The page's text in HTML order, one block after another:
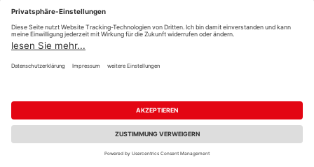
Wir helfen Ihnen gerne
weiter
Tel.:+49 6062 956180
E-Mail:shop@holzland-seibert.de
Versand
Impressum AGB Widerruf
Datenschutz
Reservierungsbedingungen
Vertrag widerrufen